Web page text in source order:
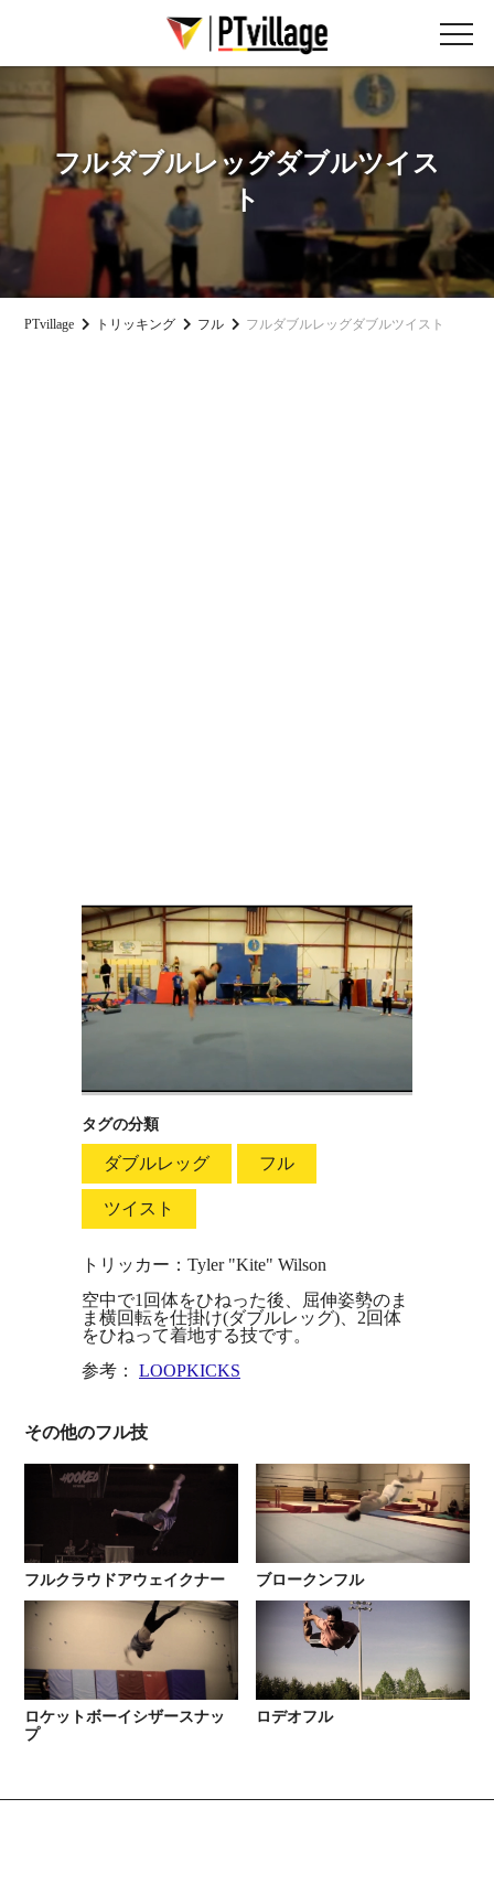
フルダブルレッグダブルツイス
ト
PTvillage トリッキング フル フルダブルレッグダブルツイスト
タグの分類
ダブルレッグ フル
ツイスト
トリッカー：Tyler "Kite" Wilson
空中で1回体をひねった後、屈伸姿勢のま
ま横回転を仕掛け(ダブルレッグ)、2回体
をひねって着地する技です。
参考：
LOOPKICKS
その他のフル技
フルクラウドアウェイクナー ブロークンフル
ロケットボーイシザースナッ
プ
ロデオフル